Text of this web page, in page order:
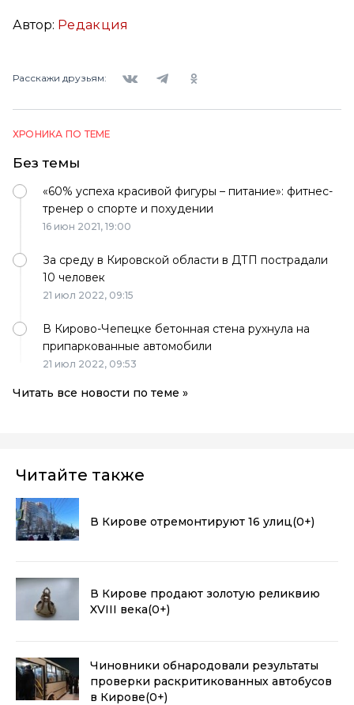
Автор: Редакция
Расскажи друзьям:
ХРОНИКА ПО ТЕМЕ
Без темы
16 июн 2021, 19:00
«60% успеха красивой фигуры – питание»: фитнес-
тренер о спорте и похудении
21 июл 2022, 09:15
За среду в Кировской области в ДТП пострадали
10 человек
21 июл 2022, 09:53
В Кирово-Чепецке бетонная стена рухнула на
припаркованные автомобили
Читать все новости по теме »
Читайте также
В Кирове отремонтируют 16 улиц(0+)
В Кирове продают золотую реликвию
XVIII века(0+)
Чиновники обнародовали результаты
проверки раскритикованных автобусов
в Кирове(0+)